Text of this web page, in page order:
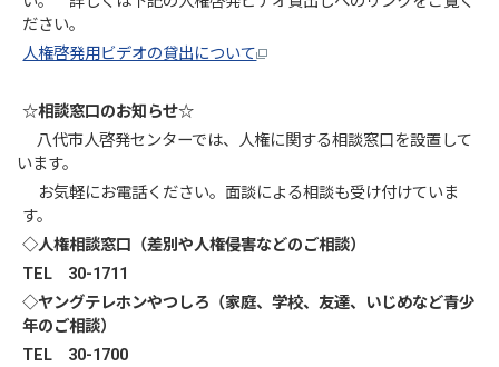
ださい。
人権啓発用ビデオの貸出について
☆相談窓口のお知らせ☆
八代市人啓発センターでは、人権に関する相談窓口を設置して
います。
お気軽にお電話ください。面談による相談も受け付けていま
す。
◇人権相談窓口（差別や人権侵害などのご相談）
TEL 30-1711
◇ヤングテレホンやつしろ（家庭、学校、友達、いじめなど青少
年のご相談）
TEL 30-1700